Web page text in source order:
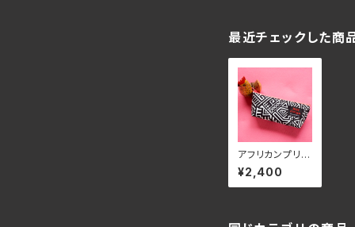
最近チェックした商
アフリカンプリン
ト【モノトーンポ
ーチ】sold
¥2,400